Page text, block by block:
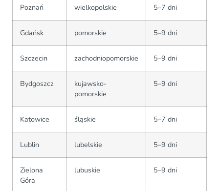
Poznań wielkopolskie 5–7 dni
Gdańsk pomorskie 5–9 dni
Szczecin zachodniopomorskie 5–9 dni
Bydgoszcz
kujawsko-
pomorskie
5–9 dni
Katowice śląskie 5–7 dni
Lublin lubelskie 5–9 dni
Zielona
Góra
lubuskie 5–9 dni